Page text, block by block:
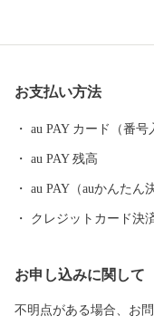
ぱいお届けしていきま
お支払い方法
au PAY カード（番号
au PAY 残高
au PAY（auかんたん
クレジットカード決
お申し込みに関して
不明点がある場合、お